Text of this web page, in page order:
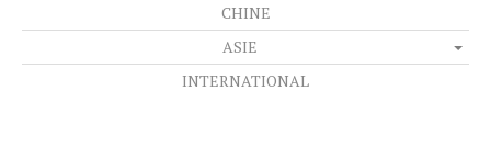
CHINE
ASIE
INTERNATIONAL